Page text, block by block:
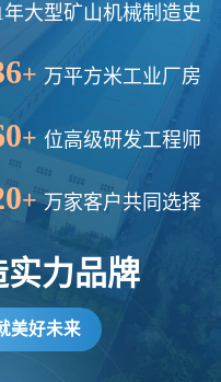
年大型矿山机械制造史
+ 万平方米工业厂房
+ 位高级研发工程师
+ 万家客户共同选择
力品牌
美好未来